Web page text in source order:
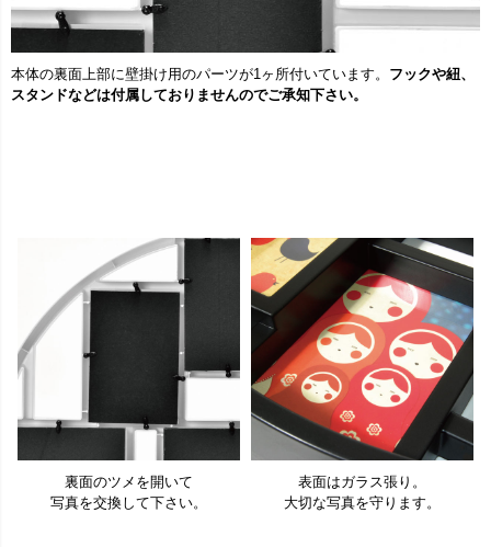
本体の裏面上部に壁掛け用のパーツが1ヶ所付いています。 フックや紐、
スタンドなどは付属しておりませんのでご承知下さい。
裏面のツメを開いて
写真を交換して下さい。
表面はガラス張り。
大切な写真を守ります。